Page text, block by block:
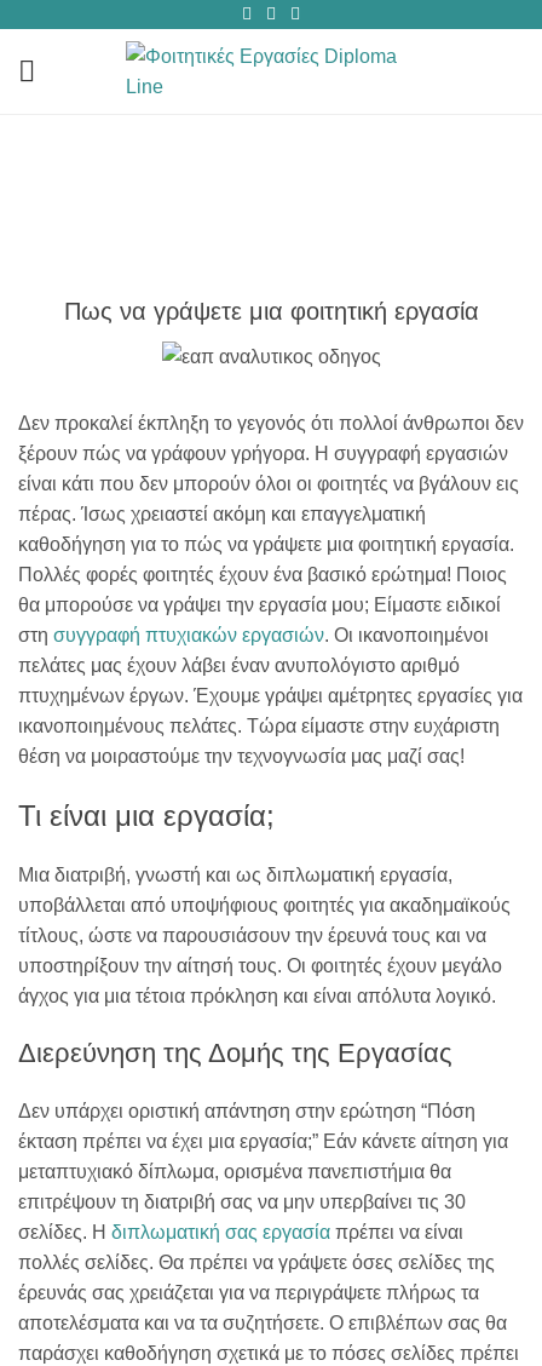
Πως να γράψετε μια φοιτητική εργασία
Δεν προκαλεί έκπληξη το γεγονός ότι πολλοί άνθρωποι δεν
ξέρουν πώς να γράφουν γρήγορα. Η συγγραφή εργασιών
είναι κάτι που δεν μπορούν όλοι οι φοιτητές να βγάλουν εις
πέρας. Ίσως χρειαστεί ακόμη και επαγγελματική
καθοδήγηση για το πώς να γράψετε μια φοιτητική εργασία.
Πολλές φορές φοιτητές έχουν ένα βασικό ερώτημα! Ποιος
θα μπορούσε να γράψει την εργασία μου; Είμαστε ειδικοί
στη συγγραφή πτυχιακών εργασιών. Οι ικανοποιημένοι
πελάτες μας έχουν λάβει έναν ανυπολόγιστο αριθμό
πτυχημένων έργων. Έχουμε γράψει αμέτρητες εργασίες για
ικανοποιημένους πελάτες. Τώρα είμαστε στην ευχάριστη
θέση να μοιραστούμε την τεχνογνωσία μας μαζί σας!
Τι είναι μια εργασία;
Μια διατριβή, γνωστή και ως διπλωματική εργασία,
υποβάλλεται από υποψήφιους φοιτητές για ακαδημαϊκούς
τίτλους, ώστε να παρουσιάσουν την έρευνά τους και να
υποστηρίξουν την αίτησή τους. Οι φοιτητές έχουν μεγάλο
άγχος για μια τέτοια πρόκληση και είναι απόλυτα λογικό.
Διερεύνηση της Δομής της Εργασίας
Δεν υπάρχει οριστική απάντηση στην ερώτηση “Πόση
έκταση πρέπει να έχει μια εργασία;” Εάν κάνετε αίτηση για
μεταπτυχιακό δίπλωμα, ορισμένα πανεπιστήμια θα
επιτρέψουν τη διατριβή σας να μην υπερβαίνει τις 30
σελίδες. Η διπλωματική σας εργασία πρέπει να είναι
πολλές σελίδες. Θα πρέπει να γράψετε όσες σελίδες της
έρευνάς σας χρειάζεται για να περιγράψετε πλήρως τα
αποτελέσματα και να τα συζητήσετε. Ο επιβλέπων σας θα
παράσχει καθοδήγηση σχετικά με το πόσες σελίδες πρέπει